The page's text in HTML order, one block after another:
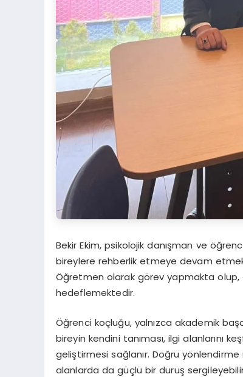
Bekir Ekim, psikolojik danışman ve
bireylere rehberlik etmeye devam
Öğretmen olarak görev yapmakta olup,
hedeflemektedir.
Öğrenci koçluğu, yalnızca akademik
bireyin kendini tanıması, ilgi alanlarını
geliştirmesi sağlanır. Doğru
alanlarda da güçlü bir duruş